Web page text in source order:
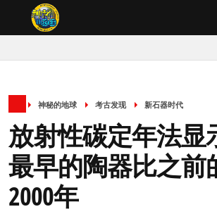
神秘的地球 考古发现 新石器时代
放射性碳定年法显
最早的陶器比之前
2000年